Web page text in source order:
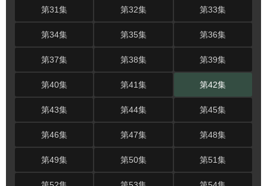
第31集 第32集 第33集
第34集 第35集 第36集
第37集 第38集 第39集
第40集 第41集 第42集
第43集 第44集 第45集
第46集 第47集 第48集
第49集 第50集 第51集